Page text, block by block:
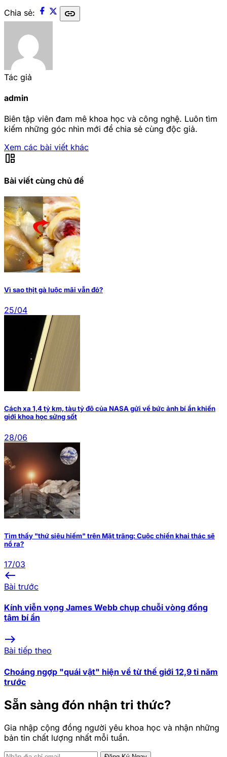
Chia sẻ: link
Tác giả
admin
Biên tập viên đam mê khoa học và công nghệ. Luôn tìm
kiếm những góc nhìn mới để chia sẻ cùng độc giả.
Xem các bài viết khác
auto_awesome_mosaic
Bài viết cùng chủ đề
Vì sao thịt gà luộc mãi vẫn đỏ?
25/04
Cách xa 1,4 tỷ km, tàu tỷ đô của NASA gửi về bức ảnh bí ẩn khiến
giới khoa học sửng sốt
28/06
Tìm thấy "thứ siêu hiếm" trên Mặt trăng: Cuộc chiến khai thác sẽ
nổ ra?
17/03
west
Bài trước
Kính viễn vọng James Webb chụp chuỗi vòng đồng
tâm bí ẩn
east
Bài tiếp theo
Choáng ngợp "quái vật" hiện về từ thế giới 12,9 tỉ năm
trước
Sẵn sàng đón nhận tri thức?
Gia nhập cộng đồng người yêu khoa học và nhận những
bản tin chất lượng nhất mỗi tuần.